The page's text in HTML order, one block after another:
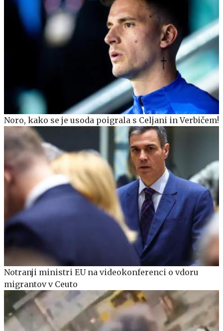
Noro, kako se je usoda poigrala s Celjani in Verbičem!
Notranji ministri EU na videokonferenci o vdoru
migrantov v Ceuto